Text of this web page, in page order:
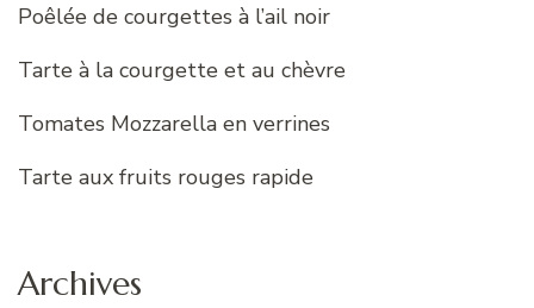
Poêlée de courgettes à l’ail noir
Tarte à la courgette et au chèvre
Tomates Mozzarella en verrines
Tarte aux fruits rouges rapide
Archives